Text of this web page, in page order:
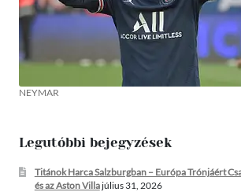
NEYMAR
Legutóbbi bejegyzések
Titánok Harca Salzburgban – Európa Trónjáért
és az Aston Villajúlius 31, 2026